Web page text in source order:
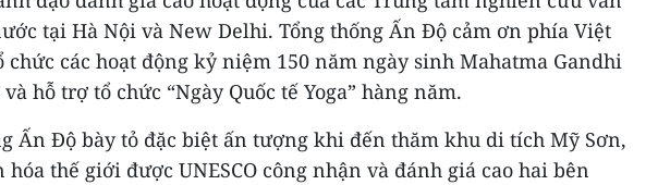
tại Hà Nội và New Delhi. Tổng thống Ấn Độ cảm ơn phía Việt
chức các hoạt động kỷ niệm 150 năm ngày sinh Mahatma Gandhi
hỗ trợ tổ chức “Ngày Quốc tế Yoga” hàng năm.
Ấn Độ bày tỏ đặc biệt ấn tượng khi đến thăm khu di tích Mỹ Sơn,
hóa thế giới được UNESCO công nhận và đánh giá cao hai bên